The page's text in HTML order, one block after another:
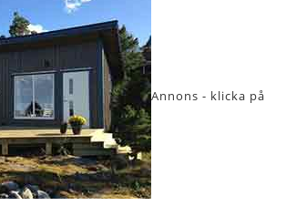
Annons - klicka på